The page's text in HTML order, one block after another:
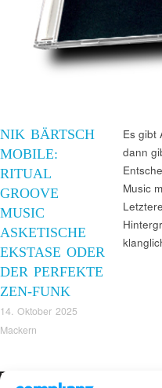
NIK BÄRTSCH
MOBILE:
RITUAL
GROOVE
MUSIC
ASKETISCHE
EKSTASE ODER
DER PERFEKTE
ZEN-FUNK
14. Oktober 2025
Mackern
Es gibt
dann
Music
Suchen